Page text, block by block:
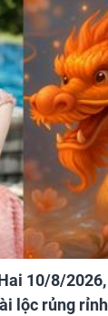
10/8/
lộc rủng